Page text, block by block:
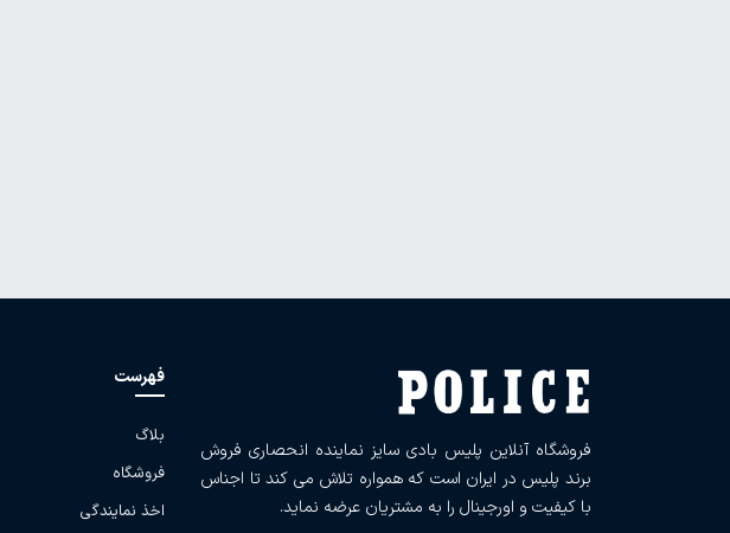
فروشگاه آنلاین پلیس بادی سایز نماینده انحصاری فروش
برند پلیس در ایران است که همواره تلاش می کند تا اجناس
با کیفیت و اورجینال را به مشتریان عرضه نماید.
فهرست
بلاگ
فروشگاه
اخذ نمایندگی